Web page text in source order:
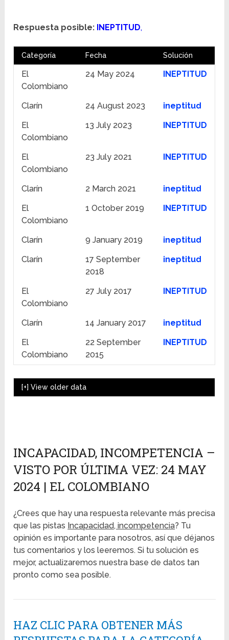
Respuesta posible: INEPTITUD,
Categoría Fecha Solución
El
Colombiano
24 May 2024 INEPTITUD
Clarín 24 August 2023
ineptitud
El
Colombiano
13 July 2023 INEPTITUD
El
Colombiano
23 July 2021 INEPTITUD
Clarín 2 March 2021
ineptitud
El
Colombiano
1 October 2019 INEPTITUD
Clarín 9 January 2019
ineptitud
Clarín
17 September
2018
ineptitud
El
Colombiano
27 July 2017 INEPTITUD
Clarín 14 January 2017
ineptitud
El
Colombiano
22 September
2015
INEPTITUD
[+]View older data
INCAPACIDAD, INCOMPETENCIA –
VISTO POR ÚLTIMA VEZ: 24 MAY
2024 | EL COLOMBIANO
¿Crees que hay una respuesta relevante más precisa
que las pistas Incapacidad, incompetencia? Tu
opinión es importante para nosotros, así que déjanos
tus comentarios y los leeremos. Si tu solución es
mejor, actualizaremos nuestra base de datos tan
pronto como sea posible.
HAZ CLIC PARA OBTENER MÁS